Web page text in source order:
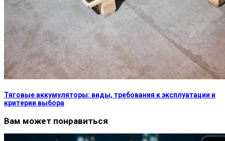
Тяговые аккумуляторы: виды, требования к эксплуатации и
критерии выбора
Вам может понравиться